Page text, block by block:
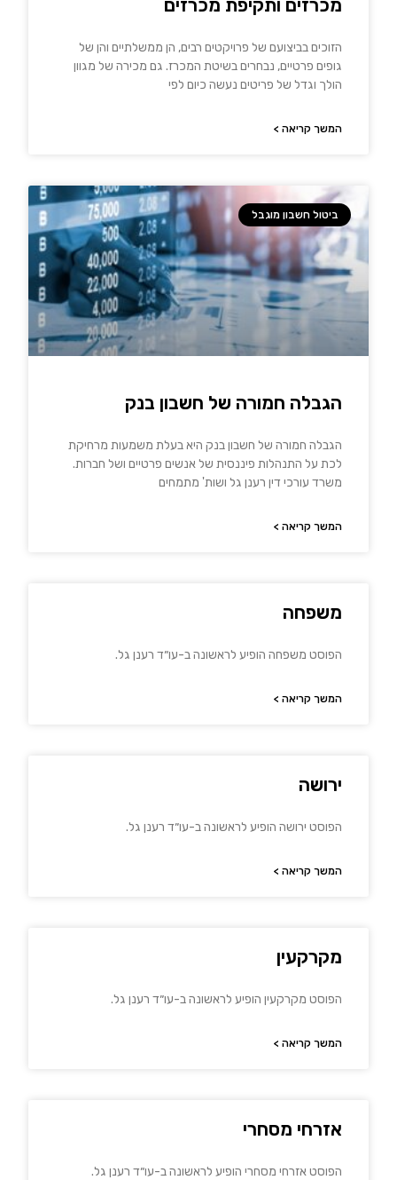
מכרזים ותקיפת מכרזים
הזוכים בביצועם של פרויקטים רבים, הן ממשלתיים והן של
גופים פרטיים, נבחרים בשיטת המכרז. גם מכירה של מגוון
הולך וגדל של פריטים נעשה כיום לפי
המשך קריאה >
ביטול חשבון מוגבל
הגבלה חמורה של חשבון בנק
הגבלה חמורה של חשבון בנק היא בעלת משמעות מרחיקת
לכת על התנהלות פיננסית של אנשים פרטיים ושל חברות.
משרד עורכי דין רענן גל ושות' מתמחים
המשך קריאה >
משפחה
הפוסט משפחה הופיע לראשונה ב-עו״ד רענן גל.
המשך קריאה >
ירושה
הפוסט ירושה הופיע לראשונה ב-עו״ד רענן גל.
המשך קריאה >
מקרקעין
הפוסט מקרקעין הופיע לראשונה ב-עו״ד רענן גל.
המשך קריאה >
אזרחי מסחרי
הפוסט אזרחי מסחרי הופיע לראשונה ב-עו״ד רענן גל.